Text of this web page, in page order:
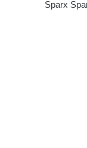
Sparx